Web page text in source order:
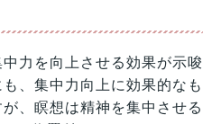
力を向上させる効果が示唆
、集中力向上に効果的なも
、瞑想は精神を集中させる